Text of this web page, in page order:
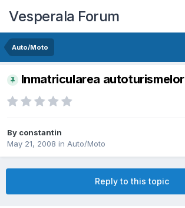
Vesperala Forum
Auto/Moto
Inmatricularea autoturismelor
By constantin
May 21, 2008 in Auto/Moto
Reply to this topic